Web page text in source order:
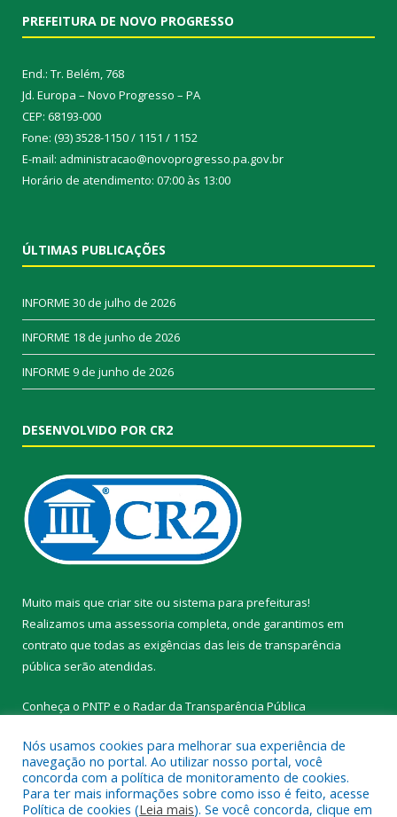
PREFEITURA DE NOVO PROGRESSO
End.: Tr. Belém, 768
Jd. Europa – Novo Progresso – PA
CEP: 68193-000
Fone: (93) 3528-1150 / 1151 / 1152
E-mail: administracao@novoprogresso.pa.gov.br
Horário de atendimento: 07:00 às 13:00
ÚLTIMAS PUBLICAÇÕES
INFORME 30 de julho de 2026
INFORME 18 de junho de 2026
INFORME 9 de junho de 2026
DESENVOLVIDO POR CR2
Muito mais que criar site ou sistema para prefeituras!
Realizamos uma assessoria completa, onde garantimos em
contrato que todas as exigências das leis de transparência
pública serão atendidas.
Conheça o PNTP e o Radar da Transparência Pública
Todos os direitos reservados a Prefeitura Municipal de Novo
Nós usamos cookies para melhorar sua experiência de
navegação no portal. Ao utilizar nosso portal, você
concorda com a política de monitoramento de cookies.
Para ter mais informações sobre como isso é feito, acesse
Política de cookies (Leia mais). Se você concorda, clique em